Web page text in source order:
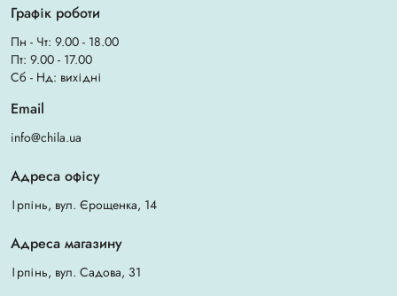
Графік роботи
Пн - Чт: 9.00 - 18.00
Пт: 9.00 - 17.00
Сб - Нд: вихідні
Email
info@chila.ua
Адреса офісу
Ірпінь, вул. Єрощенка, 14
Адреса магазину
Ірпінь, вул. Садова, 31